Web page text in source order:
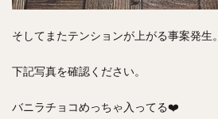
そしてまたテンションが上がる事案発生。
下記写真を確認ください。
バニラチョコめっちゃ入ってる❤️